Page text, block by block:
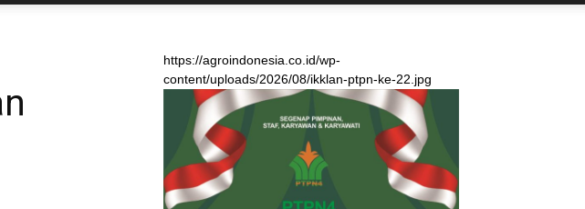
https://agroindonesia.co.id/wp-
content/uploads/2026/08/ikklan-ptpn-ke-22.jpg